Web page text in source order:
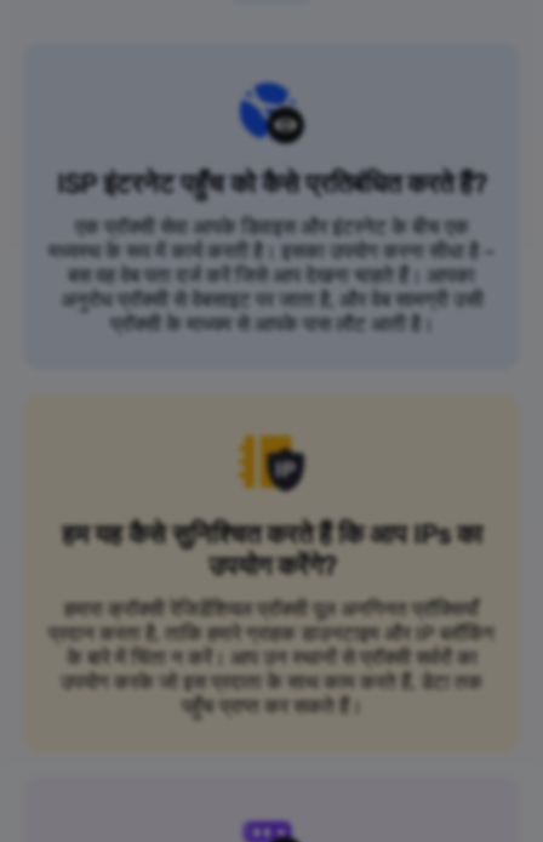
ISP इंटरनेट पहुँच को कैसे प्रतिबंधित करते हैं?
एक प्रॉक्सी सेवा आपके डिवाइस और इंटरनेट के बीच एक
मध्यस्थ के रूप में कार्य करती है। इसका उपयोग करना सीधा है –
बस वह वेब पता दर्ज करें जिसे आप देखना चाहते हैं। आपका
अनुरोध प्रॉक्सी से वेबसाइट पर जाता है, और वेब सामग्री उसी
प्रॉक्सी के माध्यम से आपके पास लौट आती है।
हम यह कैसे सुनिश्चित करते हैं कि आप IPs का
उपयोग करेंगे?
हमारा क्रॉक्सी रेजिडेंशियल प्रॉक्सी पूल अनगिनत प्रॉक्सियाँ
प्रदान करता है, ताकि हमारे ग्राहक डाउनटाइम और IP ब्लॉकिंग
के बारे में चिंता न करें। आप उन स्थानों से प्रॉक्सी सर्वरों का
उपयोग करके जो इस प्रदाता के साथ काम करते हैं, डेटा तक
पहुँच प्राप्त कर सकते हैं।